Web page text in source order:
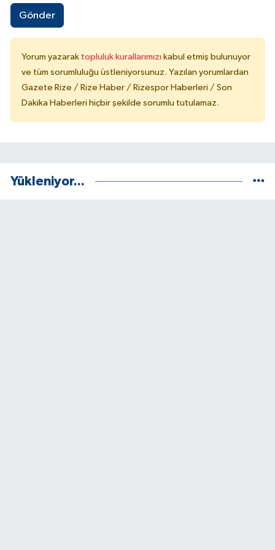
Gönder
Yorum yazarak topluluk kurallarımızı kabul etmiş bulunuyor
ve tüm sorumluluğu üstleniyorsunuz. Yazılan yorumlardan
Gazete Rize / Rize Haber / Rizespor Haberleri / Son
Dakika Haberleri hiçbir şekilde sorumlu tutulamaz.
Yükleniyor...